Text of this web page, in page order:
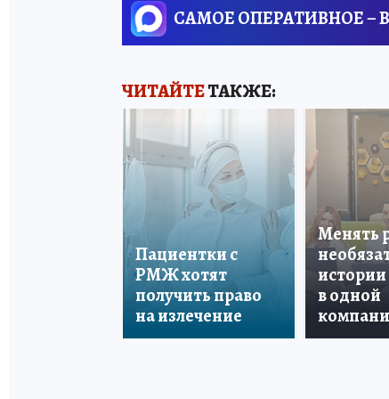
САМОЕ ОПЕРАТИВНОЕ –
ЧИТАЙТЕТАКЖЕ:
Пациентки с
РМЖ хотят
получить право
на излечение
Менять
в одной